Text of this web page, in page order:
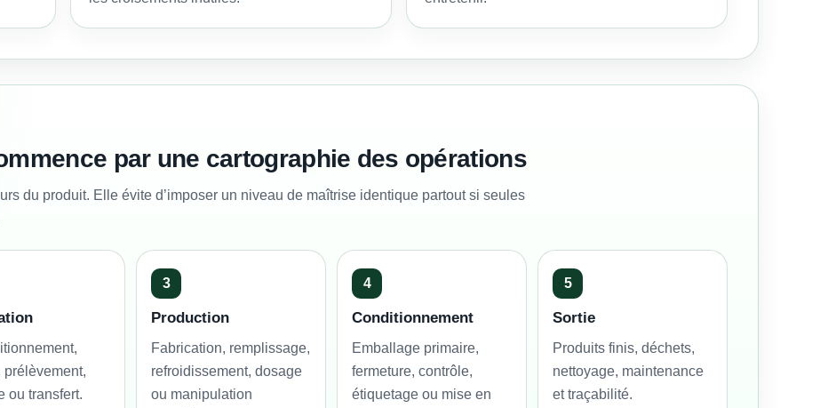
par une cartographie des opérations
du produit. Elle évite d’imposer un niveau de maîtrise identique partout si seules
prélèvement,
ou transfert.
3
Production
Fabrication, remplissage,
refroidissement, dosage
ou manipulation
4
Conditionnement
Emballage primaire,
fermeture, contrôle,
étiquetage ou mise en
5
Sortie
Produits finis, déchets,
nettoyage, maintenance
et traçabilité.